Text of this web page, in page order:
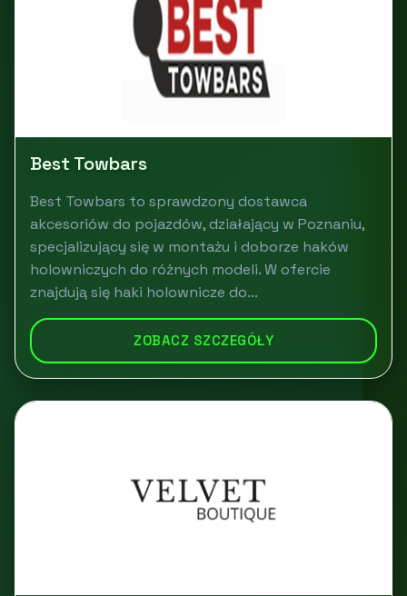
Best Towbars
Best Towbars to sprawdzony dostawca
akcesoriów do pojazdów, działający w Poznaniu,
specjalizujący się w montażu i doborze haków
holowniczych do różnych modeli. W ofercie
znajdują się haki holownicze do...
ZOBACZ SZCZEGÓŁY